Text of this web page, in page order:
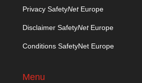
Privacy SafetyNetEurope
Disclaimer SafetyNetEurope
Conditions SafetyNet Europe
Menu